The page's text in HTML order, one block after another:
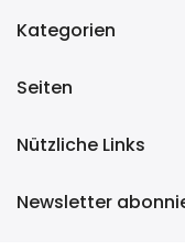
Kategorien
Seiten
Nützliche Links
Newsletter